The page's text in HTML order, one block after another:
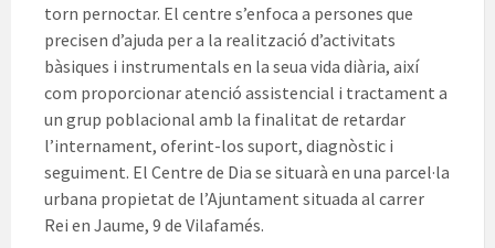
torn pernoctar. El centre s’enfoca a persones que
precisen d’ajuda per a la realització d’activitats
bàsiques i instrumentals en la seua vida diària, així
com proporcionar atenció assistencial i tractament a
un grup poblacional amb la finalitat de retardar
l’internament, oferint-los suport, diagnòstic i
seguiment. El Centre de Dia se situarà en una parcel·la
urbana propietat de l’Ajuntament situada al carrer
Rei en Jaume, 9 de Vilafamés.